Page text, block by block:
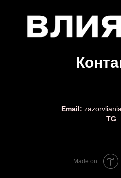
Email:
TG
Made on